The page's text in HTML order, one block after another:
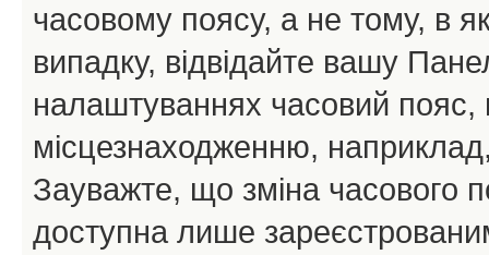
часовому поясу, а не тому, в
випадку, відвідайте вашу
налаштуваннях часовий пояс,
місцезнаходженню,
Зауважте, що зміна часового
доступна лише